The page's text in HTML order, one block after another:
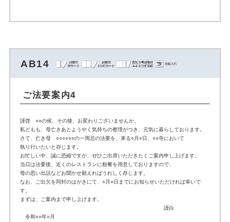
AB14
ご法要案内4
謹啓 ○○の候、その後、お変わりございませんか。
私どもも、母亡きあとようやく気持ちの整理がつき、元気に暮らしております。
さて、亡き母 ○○○○○○の一周忌の法要を、来る○月○日、○○寺において
執り行いたいと存じます。
お忙しい中、誠に恐縮ですが、ぜひご出席いただきたくご案内申し上げます。
当日は法要後、近くのレストランに粗餐を用意しておりますので、
母の思い出話などお聞かせ願えればうれしく存じます。
なお、ご出欠を同封のはがきにて、○月○日までにお知らせいただければ幸いで
す。
まずは、ご案内まで申し上げます。
謹白
令和○○年○月